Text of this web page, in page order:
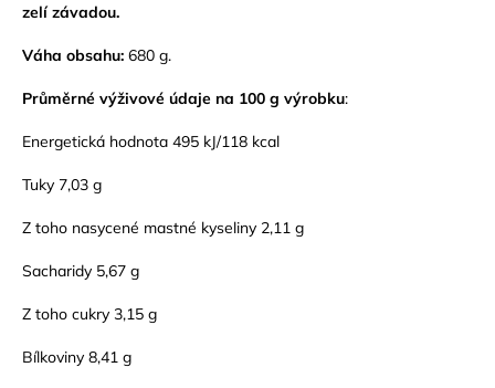
zelí závadou.
Váha obsahu: 680 g.
Průměrné výživové údaje na 100 g výrobku:
Energetická hodnota 495 kJ/118 kcal
Tuky 7,03 g
Z toho nasycené mastné kyseliny 2,11 g
Sacharidy 5,67 g
Z toho cukry 3,15 g
Bílkoviny 8,41 g